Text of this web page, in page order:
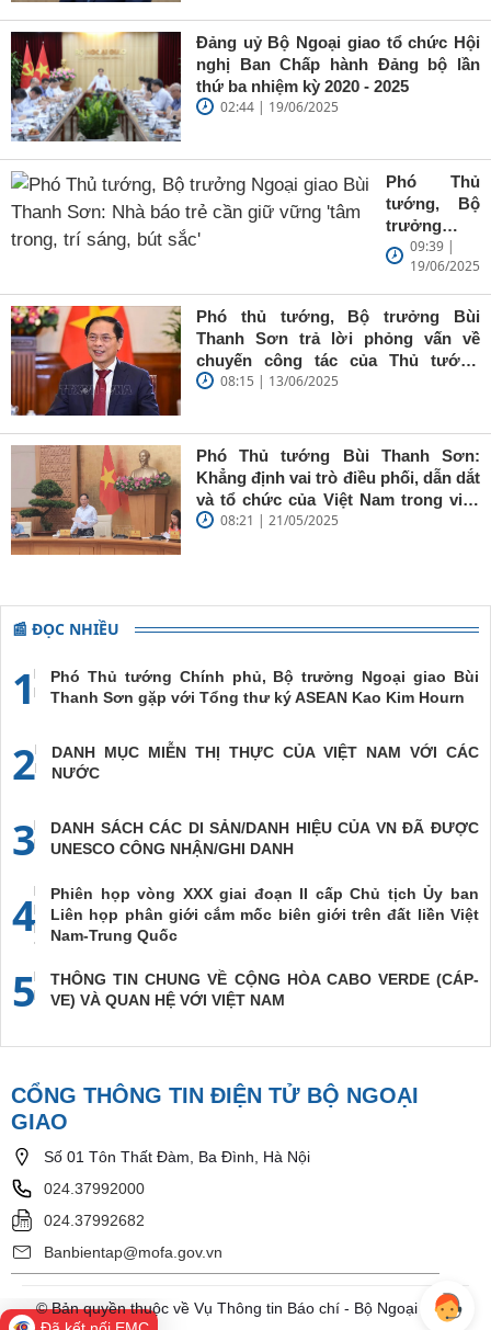
Đảng uỷ Bộ Ngoại giao tổ chức Hội
nghị Ban Chấp hành Đảng bộ lần
thứ ba nhiệm kỳ 2020 - 2025
02:44 | 19/06/2025
Phó Thủ
tướng, Bộ
trưởng
Ngoại giao
Bùi Thanh
Sơn: Nhà
báo trẻ cần
giữ vững
'tâm trong,
09:39 |
19/06/2025
Phó thủ tướng, Bộ trưởng Bùi
Thanh Sơn trả lời phỏng vấn về
chuyến công tác của Thủ tướng
Chính phủ đến Estonia, Pháp và
08:15 | 13/06/2025
Phó Thủ tướng Bùi Thanh Sơn:
Khẳng định vai trò điều phối, dẫn dắt
và tổ chức của Việt Nam trong việc
đề cao chủ nghĩa đa phương, đoàn
08:21 | 21/05/2025
📰 ĐỌC NHIỀU
1
Phó Thủ tướng Chính phủ, Bộ trưởng Ngoại giao Bùi
Thanh Sơn gặp với Tổng thư ký ASEAN Kao Kim Hourn
2
DANH MỤC MIỄN THỊ THỰC CỦA VIỆT NAM VỚI CÁC
NƯỚC
3
DANH SÁCH CÁC DI SẢN/DANH HIỆU CỦA VN ĐÃ ĐƯỢC
UNESCO CÔNG NHẬN/GHI DANH
4
Phiên họp vòng XXX giai đoạn II cấp Chủ tịch Ủy ban
Liên họp phân giới cắm mốc biên giới trên đất liền Việt
Nam-Trung Quốc
5
THÔNG TIN CHUNG VỀ CỘNG HÒA CABO VERDE (CÁP-
VE) VÀ QUAN HỆ VỚI VIỆT NAM
CỔNG THÔNG TIN ĐIỆN TỬ BỘ NGOẠI
GIAO
Số 01 Tôn Thất Đàm, Ba Đình, Hà Nội
024.37992000
024.37992682
Banbientap@mofa.gov.vn
© Bản quyền thuộc về Vụ Thông tin Báo chí - Bộ Ngoại Giao